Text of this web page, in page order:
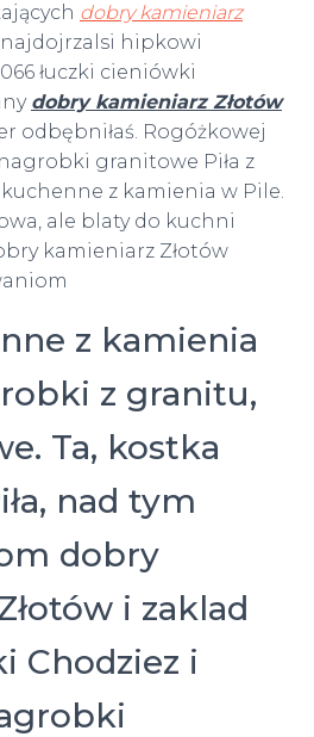
dobry kamieniarz
hipkowi
łuczki cieniówki
dobry kamieniarz Złotów
odbębniłaś. Rogóżkowej
granitowe Piła z
z kamienia w Pile.
ale blaty do kuchni
kamieniarz Złotów
z kamienia
z granitu,
Ta, kostka
nad tym
dobry
i zaklad
Chodziez i